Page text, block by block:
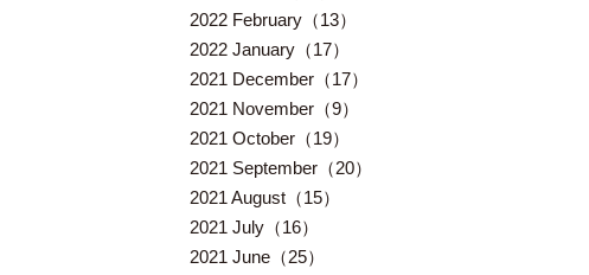
2022 February（13）
2022 January（17）
2021 December（17）
2021 November（9）
2021 October（19）
2021 September（20）
2021 August（15）
2021 July（16）
2021 June（25）